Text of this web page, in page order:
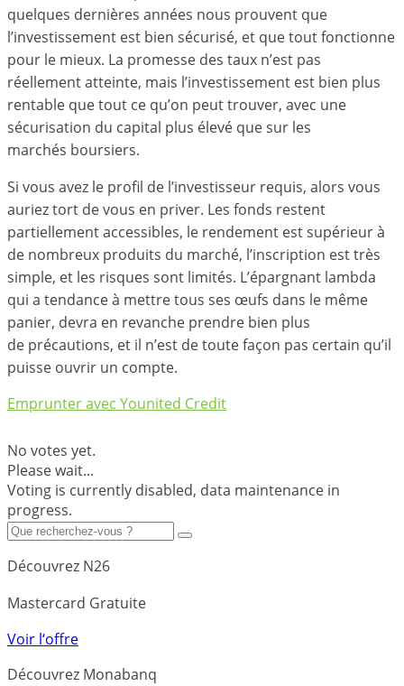
quelques dernières années nous prouvent que
l’investissement est bien sécurisé, et que tout fonctionne
pour le mieux. La promesse des taux n’est pas
réellement atteinte, mais l’investissement est bien plus
rentable que tout ce qu’on peut trouver, avec une
sécurisation du capital plus élevé que sur les
marchés boursiers.
Si vous avez le profil de l’investisseur requis, alors vous
auriez tort de vous en priver. Les fonds restent
partiellement accessibles, le rendement est supérieur à
de nombreux produits du marché, l’inscription est très
simple, et les risques sont limités. L’épargnant lambda
qui a tendance à mettre tous ses œufs dans le même
panier, devra en revanche prendre bien plus
de précautions, et il n’est de toute façon pas certain qu’il
puisse ouvrir un compte.
Emprunter avec Younited Credit
No votes yet.
Please wait...
Voting is currently disabled, data maintenance in
progress.
Découvrez N26
Mastercard Gratuite
Voir l‘offre
Découvrez Monabanq